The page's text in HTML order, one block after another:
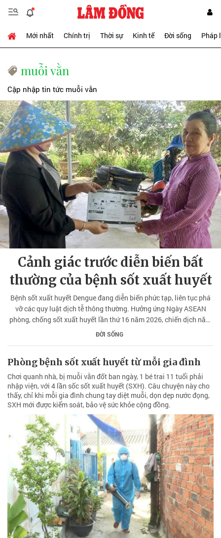
Mới nhất Chính trị Thời sự Kinh tế Đời sống Pháp
muỗi vằn
Cập nhập tin tức muỗi vằn
Cảnh giác trước diễn biến bất
thường của bệnh sốt xuất huyết
Bệnh sốt xuất huyết Dengue đang diễn biến phức tạp, liên tục phá
vỡ các quy luật dịch tễ thông thường. Hưởng ứng Ngày ASEAN
phòng, chống sốt xuất huyết lần thứ 16 năm 2026, chiến dịch năm
nay mang chủ đề: “Chung tay diệt lăng quăng, phòng, chống sốt
ĐỜI SỐNG
Phòng bệnh sốt xuất huyết từ mỗi gia đình
Chơi quanh nhà, bị muỗi vằn đốt ban ngày, 1 bé trai 11 tuổi phải
nhập viện, với 4 lần sốc sốt xuất huyết (SXH). Câu chuyện này cho
thấy, chỉ khi mỗi gia đình chung tay diệt muỗi, dọn dẹp nước đọng,
SXH mới được kiểm soát, bảo vệ sức khỏe cộng đồng.